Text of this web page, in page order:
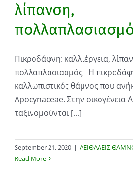
λίπανση,
Πικροδάφνη: καλλιέργεια,
πολλαπλασιασμός Η
καλλωπιστικός θάμνος που
Apocynaceae. Στην οικογένεια
ταξινομούνται [...]
September 21, 2020 | ΑΕΙΘΑΛΕΙΣ
Read More